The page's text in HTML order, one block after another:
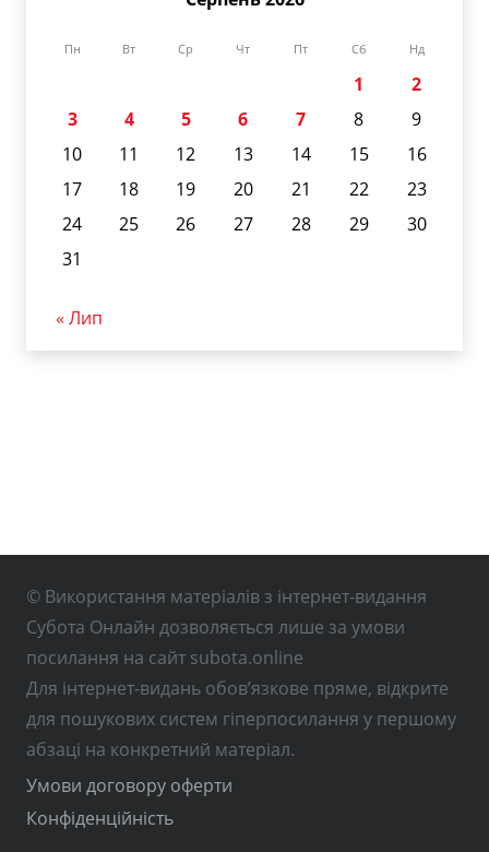
Пн Вт Ср Чт Пт Сб Нд
1
2
3
4 5 6 7 8
9
10
11 12 13 14 15
16
17
18 19 20 21 22
23
24
25 26 27 28 29
30
31
« Лип
© Використання матеріалів з інтернет-видання
Субота Онлайн дозволяється лише за умови
посилання на сайт subota.online
Для інтернет-видань обов’язкове пряме, відкрите
для пошукових систем гіперпосилання у першому
абзаці на конкретний матеріал.
Умови договору оферти
Конфіденційність